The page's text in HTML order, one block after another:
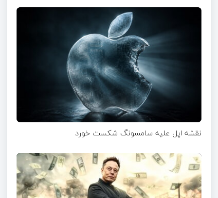
نقشه اپل علیه سامسونگ شکست خورد